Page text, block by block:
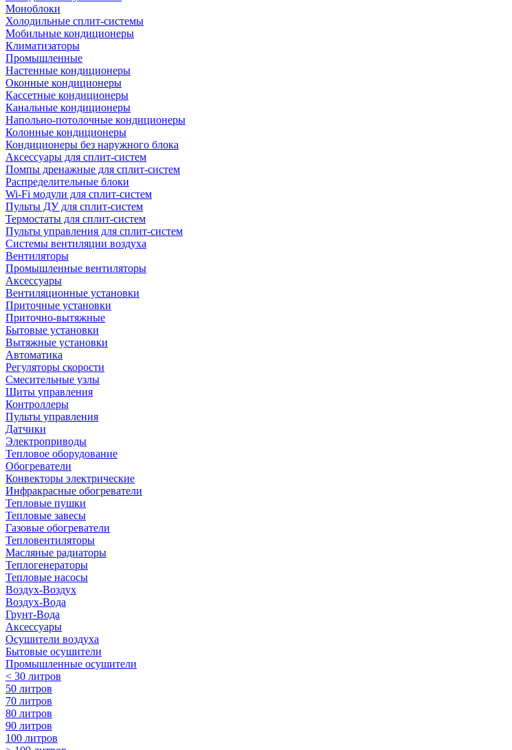
Моноблоки
Холодильные сплит-системы
Мобильные кондиционеры
Климатизаторы
Промышленные
Настенные кондиционеры
Оконные кондиционеры
Кассетные кондиционеры
Канальные кондиционеры
Напольно-потолочные кондиционеры
Колонные кондиционеры
Кондиционеры без наружного блока
Аксессуары для сплит-систем
Помпы дренажные для сплит-систем
Распределительные блоки
Wi-Fi модули для сплит-систем
Пульты ДУ для сплит-систем
Термостаты для сплит-систем
Пульты управления для сплит-систем
Системы вентиляции воздуха
Вентиляторы
Промышленные вентиляторы
Аксессуары
Вентиляционные установки
Приточные установки
Приточно-вытяжные
Бытовые установки
Вытяжные установки
Автоматика
Регуляторы скорости
Смесительные узлы
Щиты управления
Контроллеры
Пульты управления
Датчики
Электроприводы
Тепловое оборудование
Обогреватели
Конвекторы электрические
Инфракрасные обогреватели
Тепловые пушки
Тепловые завесы
Газовые обогреватели
Тепловентиляторы
Масляные радиаторы
Теплогенераторы
Тепловые насосы
Воздух-Воздух
Воздух-Вода
Грунт-Вода
Аксессуары
Осушители воздуха
Бытовые осушители
Промышленные осушители
< 30 литров
50 литров
70 литров
80 литров
90 литров
100 литров